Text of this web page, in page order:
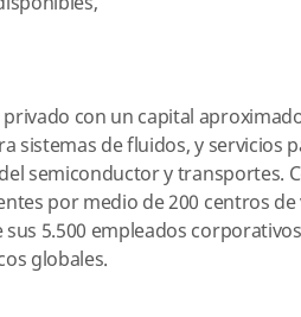
con un capital
sistemas de fluidos, y servicios
semiconductor y transportes.
por medio de 200 centros
5.500 empleados
globales.